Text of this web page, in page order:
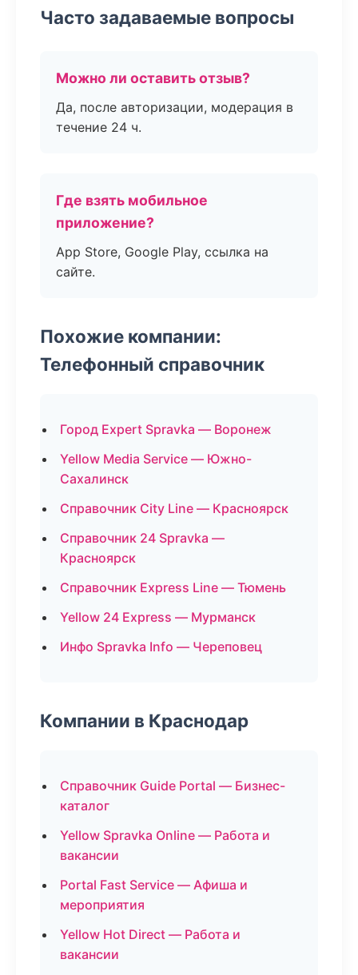
Часто задаваемые вопросы
Можно ли оставить отзыв?
Да, после авторизации, модерация в
течение 24 ч.
Где взять мобильное
приложение?
App Store, Google Play, ссылка на
сайте.
Похожие компании:
Телефонный справочник
Город Expert Spravka — Воронеж
Yellow Media Service — Южно-
Сахалинск
Справочник City Line — Красноярск
Справочник 24 Spravka —
Красноярск
Справочник Express Line — Тюмень
Yellow 24 Express — Мурманск
Инфо Spravka Info — Череповец
Компании в Краснодар
Справочник Guide Portal — Бизнес-
каталог
Yellow Spravka Online — Работа и
вакансии
Portal Fast Service — Афиша и
мероприятия
Yellow Hot Direct — Работа и
вакансии